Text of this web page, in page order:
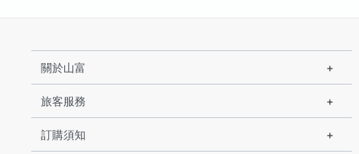
關於山富
旅客服務
訂購須知